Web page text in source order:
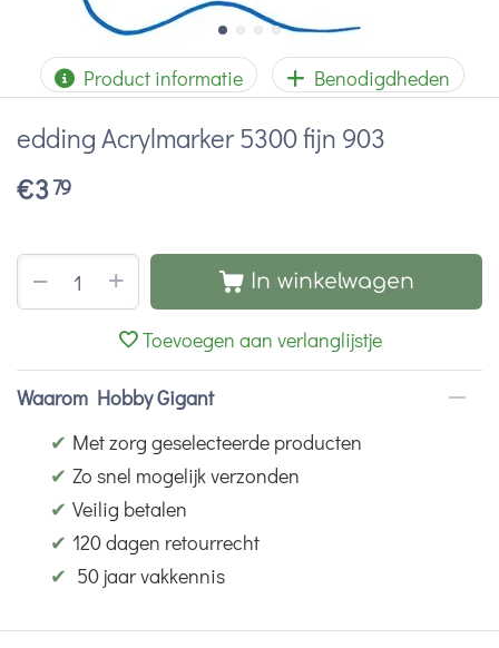
Product informatie Benodigdheden
edding Acrylmarker 5300 fijn 903
€379
+
− In winkelwagen
Toevoegen aan verlanglijstje
Waarom Hobby Gigant
✔ Met zorg geselecteerde producten
✔ Zo snel mogelijk verzonden
✔ Veilig betalen
✔ 120 dagen retourrecht
✔ 50 jaar vakkennis